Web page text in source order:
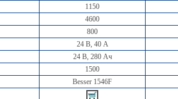
1150
4600
800
24 В, 40 А
24 В, 280 Ач
1500
Besser 1546F